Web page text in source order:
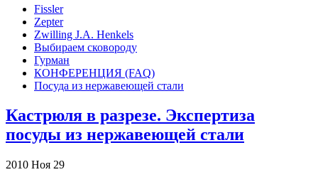
Fissler
Zepter
Zwilling J.A. Henkels
Выбираем сковороду
Гурман
КОНФЕРЕНЦИЯ (FAQ)
Посуда из нержавеющей стали
Кастрюля в разрезе. Экспертиза
посуды из нержавеющей стали
2010 Ноя 29